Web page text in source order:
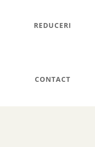
REDUCERI
CONTACT